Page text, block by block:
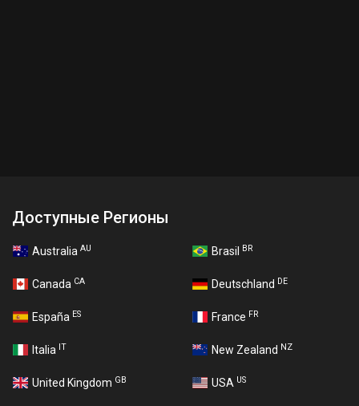
Доступные Регионы
Australia AU Brasil BR
Canada CA Deutschland DE
España ES France FR
Italia IT New Zealand NZ
United Kingdom GB USA US